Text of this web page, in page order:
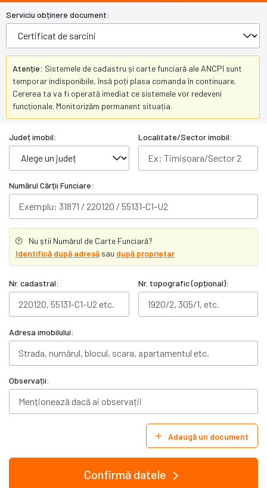
Serviciu obținere document:
Atenție: Sistemele de cadastru și carte funciară ale ANCPI sunt
temporar indisponibile, însă poți plasa comanda în continuare.
Cererea ta va fi operată imediat ce sistemele vor redeveni
funcționale. Monitorizăm permanent situația.
Județ imobil: Localitate/Sector imobil:
Numărul Cărții Funciare:
Nu știi Numărul de Carte Funciară?
Identifică după adresă sau după proprietar
Nr. cadastral: Nr. topografic (opțional):
Adresa imobilului:
Observații:
Adaugă un document
Confirmă datele